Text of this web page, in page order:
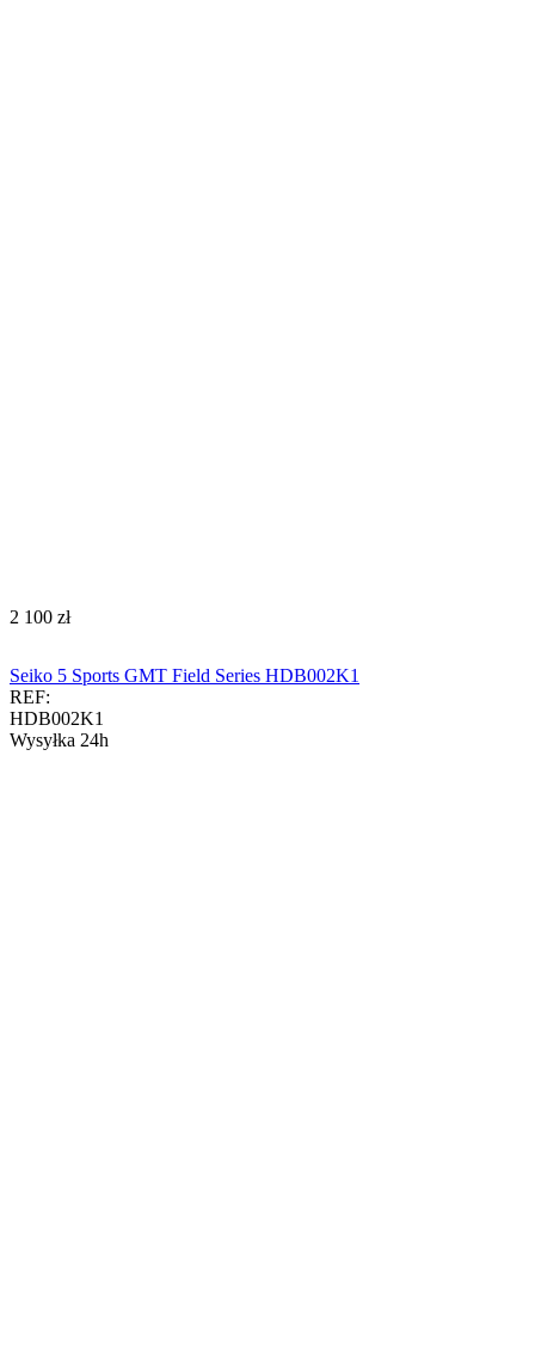
‍2 100‍ zł
Seiko 5 Sports GMT Field Series HDB002K1
REF:
HDB002K1
Wysyłka 24h